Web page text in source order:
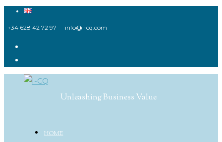
al
+34 628 42 72 97 info@i-cq.com
Unleashing Business Value
HOME